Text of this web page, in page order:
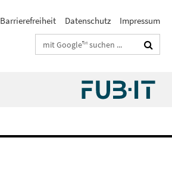
Barrierefreiheit Datenschutz
Impressum
Suchbegriffe